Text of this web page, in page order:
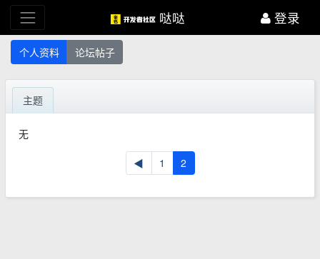
哒哒 登录
个人资料 论坛帖子
主题
无
◀ 1 2